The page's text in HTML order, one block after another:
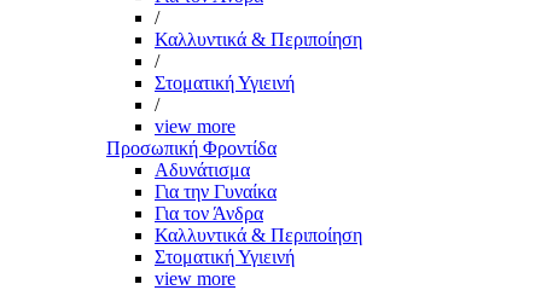
/
Καλλυντικά & Περιποίηση
/
Στοματική Υγιεινή
/
view more
Προσωπική Φροντίδα
Αδυνάτισμα
Για την Γυναίκα
Για τον Άνδρα
Καλλυντικά & Περιποίηση
Στοματική Υγιεινή
view more